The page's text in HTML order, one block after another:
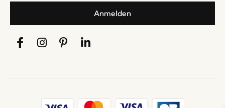
Anmelden